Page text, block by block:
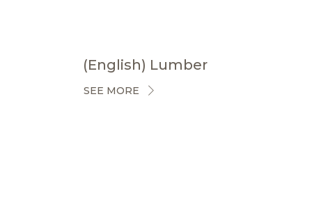
(English) Lumber
SEE MORE